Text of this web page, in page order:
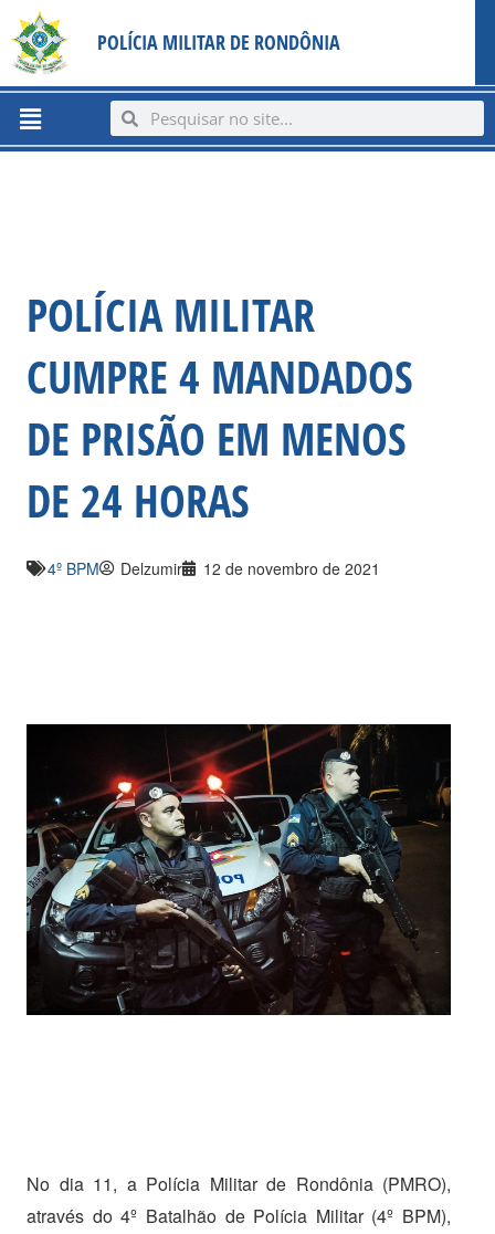
content
para
conteúdo
POLÍCIA MILITAR DE RONDÔNIA
Menu SearchSearch
POLÍCIA MILITAR
CUMPRE 4 MANDADOS
DE PRISÃO EM MENOS
DE 24 HORAS
4º BPM Delzumir 12 de novembro de 2021
No dia 11, a Polícia Militar de Rondônia (PMRO),
através do 4º Batalhão de Polícia Militar (4º BPM),